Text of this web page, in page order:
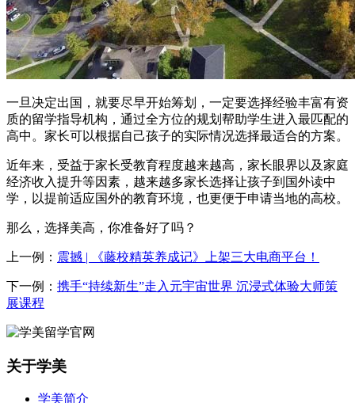
一旦决定出国，就要尽早开始筹划，一定要选择经验丰富有资
质的留学指导机构，通过全方位的规划帮助学生进入最匹配的
高中。家长可以根据自己孩子的实际情况选择最适合的方案。
近年来，受益于家长受教育程度越来越高，家长眼界以及家庭
经济收入提升等因素，越来越多家长选择让孩子到国外读中
学，以提前适应国外的教育环境，也更便于申请当地的高校。
那么，选择美高，你准备好了吗？
上一例： 震撼 | 《藤校精英养成记》上架三大电商平台！
下一例： 携手“持续新生”走入元宇宙世界 沉浸式体验大师策
展课程
关于学美
学美简介